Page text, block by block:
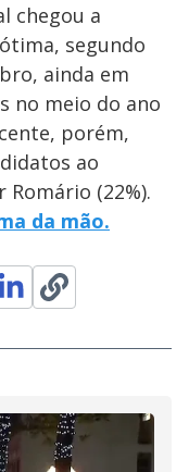
chegou a
segundo
ainda em
no meio do ano
porém,
ao
Romário (22%).
da mão.